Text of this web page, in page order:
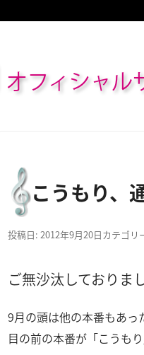
オフィシャル
こうもり、
投稿日: 2012年9月20日カテゴリ
ご無沙汰しておりま
9月の頭は他の本番もあっ
目の前の本番が「こうも